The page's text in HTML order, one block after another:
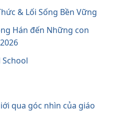
& Lối Sống Bền Vững
Hán đến Những con
qua góc nhìn của giáo